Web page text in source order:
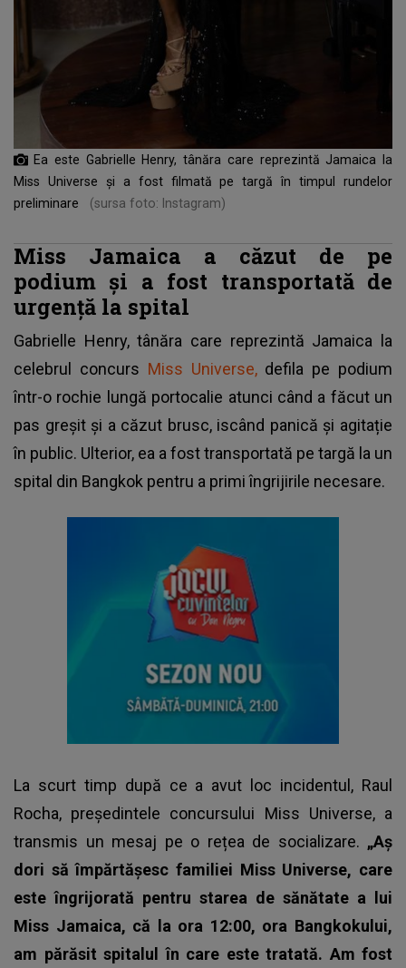
Ea este Gabrielle Henry, tânăra care reprezintă Jamaica la
Miss Universe și a fost filmată pe targă în timpul rundelor
preliminare
(sursa foto: Instagram)
Miss Jamaica a căzut de pe
podium și a fost transportată de
urgență la spital
Gabrielle Henry, tânăra care reprezintă Jamaica la
celebrul concurs Miss Universe,defila pe podium
într-o rochie lungă portocalie atunci când a făcut un
pas greșit și a căzut brusc, iscând panică și agitație
în public. Ulterior, ea a fost transportată pe targă la un
spital din Bangkok pentru a primi îngrijirile necesare.
La scurt timp după ce a avut loc incidentul, Raul
Rocha, președintele concursului Miss Universe, a
transmis un mesaj pe o rețea de socializare. „Aș
dori să împărtășesc familiei Miss Universe, care
este îngrijorată pentru starea de sănătate a lui
Miss Jamaica, că la ora 12:00, ora Bangkokului,
am părăsit spitalul în care este tratată. Am fost